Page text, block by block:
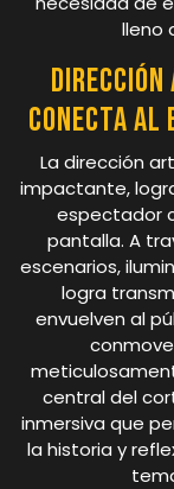
lleno
conecta al
La dirección
impactante,
espectador
pantalla. A
escenarios,
logra
envuelven al
central del
inmersiva que
la historia y